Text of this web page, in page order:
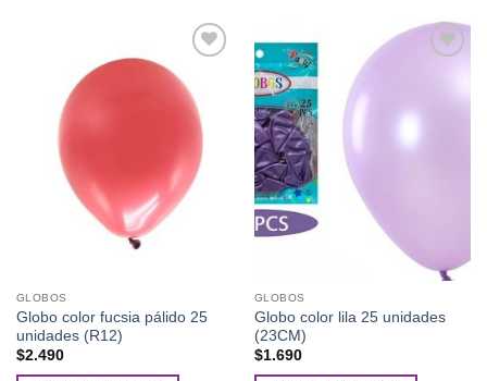
lista de
deseos
GLOBOS
Globo color fucsia pálido 25
unidades (R12)
$2.490
GLOBOS
Globo color lila 25 unidades
(23CM)
$1.690